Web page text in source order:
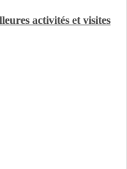
activités et visites